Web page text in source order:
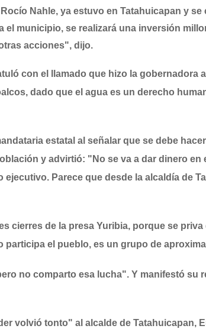
Nahle, ya estuvo en Tatahuicapan y
el municipio, se realizará una inversión
acciones", dijo.
con el llamado que hizo la gobernadora
dado que el agua es un derecho
estatal al señalar que se debe
y advirtió: "No se va a dar dinero en
ejecutivo. Parece que desde la alcaldía de
cierres de la presa Yuribia, porque se
participa el pueblo, es un grupo de
no comparto esa lucha". Y manifestó su
volvió tonto" al alcalde de Tatahuicapan,